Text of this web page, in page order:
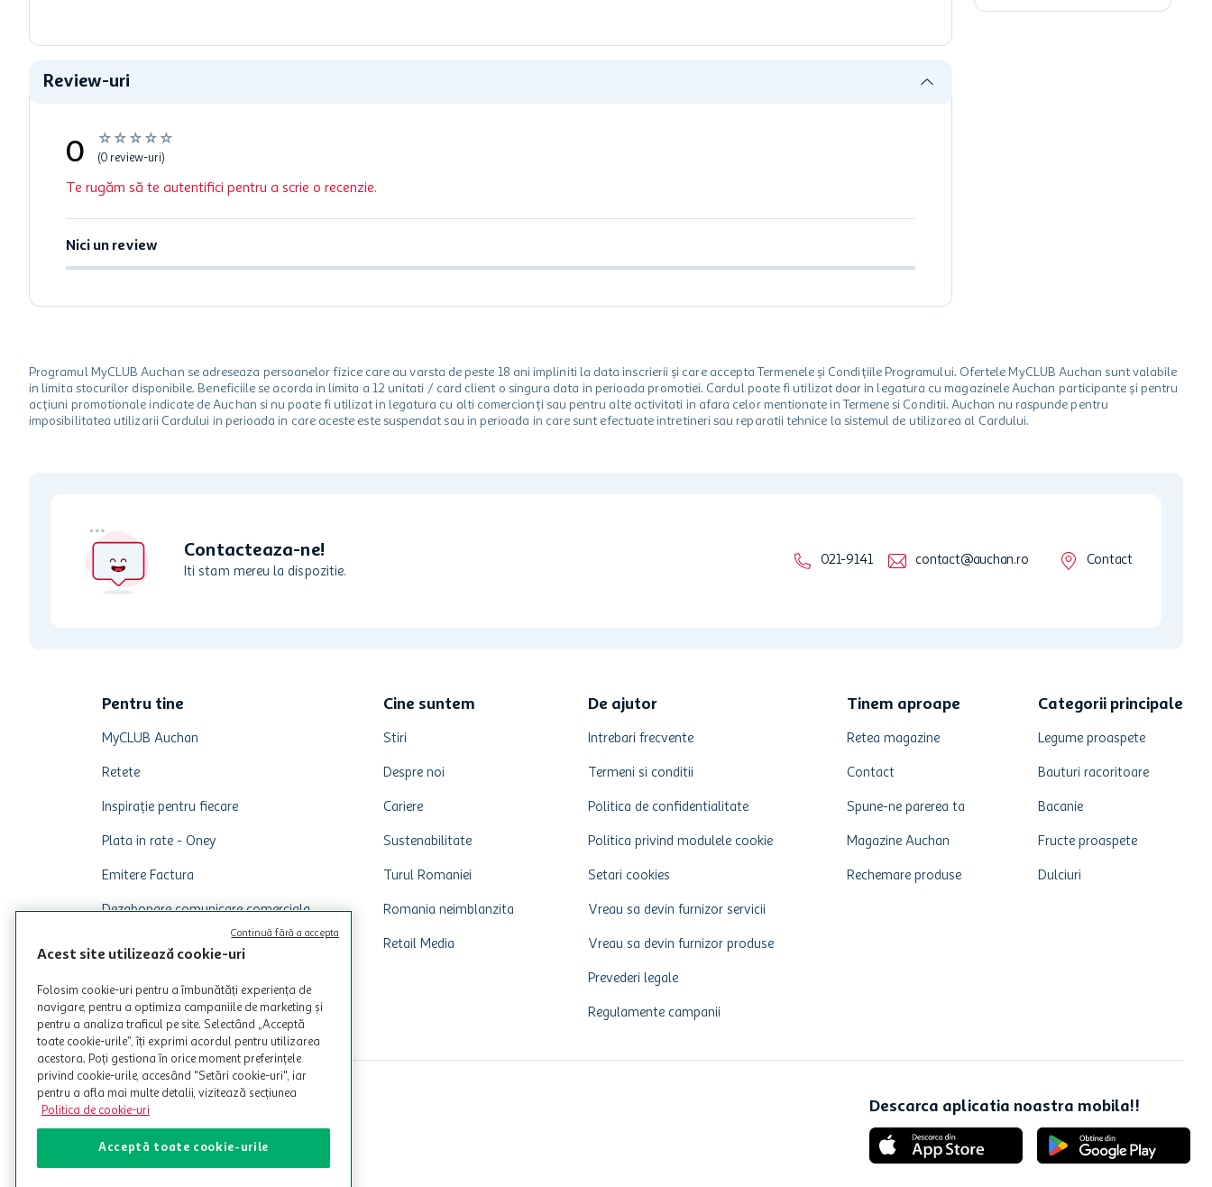
Review-uri
☆ ☆ ☆ ☆ ☆
0 (0 review-uri)
Te rugăm să te autentifici pentru a scrie o recenzie.
Nici un review
Programul MyCLUB Auchan se adreseaza persoanelor fizice care au varsta de peste 18 ani impliniti la data inscrierii și care accepta Termenele și Condițiile Programului. Ofertele MyCLUB Auchan sunt valabile
in limita stocurilor disponibile. Beneficiile se acorda in limita a 12 unitati / card client o singura data in perioada promotiei. Cardul poate fi utilizat doar in legatura cu magazinele Auchan participante și pentru
acțiuni promotionale indicate de Auchan si nu poate fi utilizat in legatura cu alti comercianți sau pentru alte activitati in afara celor mentionate in Termene si Conditii. Auchan nu raspunde pentru
imposibilitatea utilizarii Cardului in perioada in care aceste este suspendat sau in perioada in care sunt efectuate intretineri sau reparatii tehnice la sistemul de utilizarea al Cardului.
Contacteaza-ne!
Iti stam mereu la dispozitie.
021-9141 contact@auchan.ro Contact
Pentru tine
MyCLUB Auchan
Retete
Inspirație pentru fiecare
Plata in rate - Oney
Emitere Factura
Dezabonare comunicare comerciala
Cine suntem
Stiri
Despre noi
Cariere
Sustenabilitate
Turul Romaniei
Romania neimblanzita
Retail Media
De ajutor
Intrebari frecvente
Termeni si conditii
Politica de confidentialitate
Politica privind modulele cookie
Setari cookies
Vreau sa devin furnizor servicii
Vreau sa devin furnizor produse
Prevederi legale
Regulamente campanii
Tinem aproape
Retea magazine
Contact
Spune-ne parerea ta
Magazine Auchan
Rechemare produse
Categorii principale
Legume proaspete
Bauturi racoritoare
Bacanie
Fructe proaspete
Dulciuri
Descarca aplicatia noastra mobila!!
Acest site utilizează cookie-uri
Folosim cookie-uri pentru a îmbunătăți experiența de
navigare, pentru a optimiza campaniile de marketing și
pentru a analiza traficul pe site. Selectând „Acceptă
toate cookie-urile”, îți exprimi acordul pentru utilizarea
acestora. Poți gestiona în orice moment preferințele
privind cookie-urile, accesând "Setări cookie-uri", iar
pentru a afla mai multe detalii, vizitează secțiunea
Politica de cookie-uri
Acceptă toate cookie-urile
Continuă fără a accepta